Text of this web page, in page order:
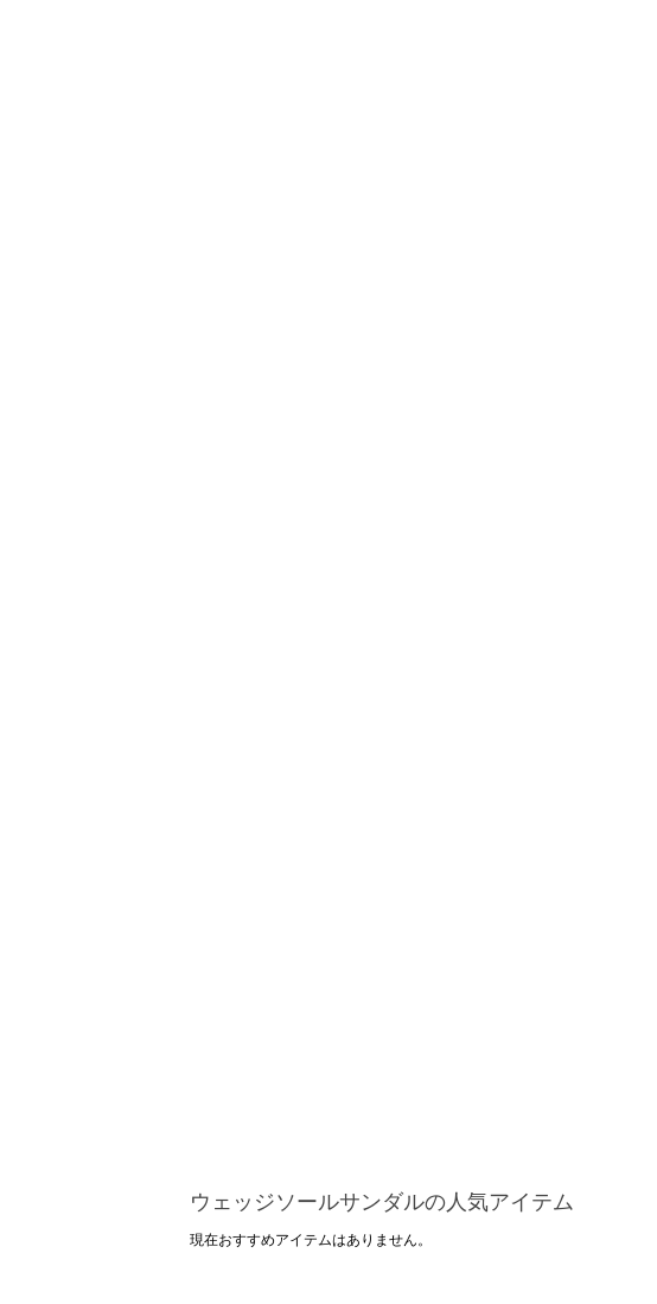
ウェッジソールサンダルの人気アイテム
現在おすすめアイテムはありません。